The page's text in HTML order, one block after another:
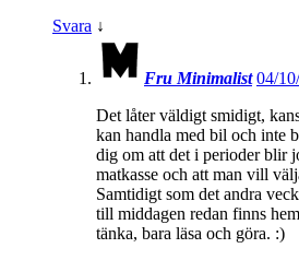
Svara ↓
Fru Minimalist 04/
Det låter väldigt smidigt,
kan handla med bil och inte
dig om att det i perioder blir
matkasse och att man vill
Samtidigt som det andra
till middagen redan finns
tänka, bara läsa och göra. :)